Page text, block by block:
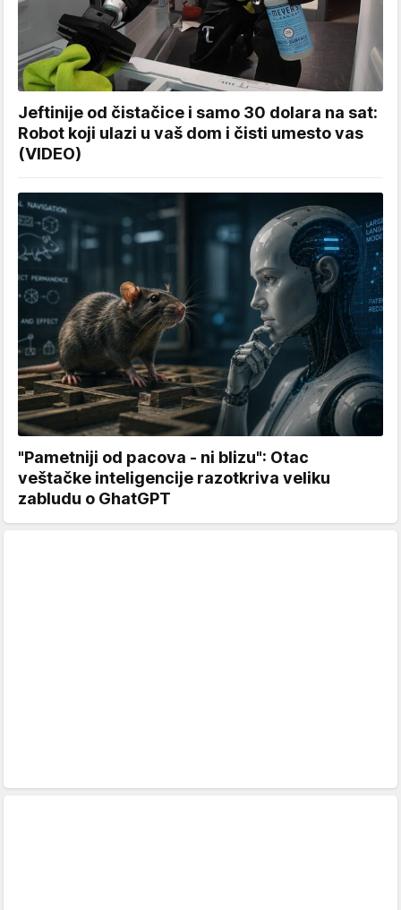
Jeftinije od čistačice i samo 30 dolara na sat:
Robot koji ulazi u vaš dom i čisti umesto vas
(VIDEO)
"Pametniji od pacova - ni blizu": Otac
veštačke inteligencije razotkriva veliku
zabludu o GhatGPT